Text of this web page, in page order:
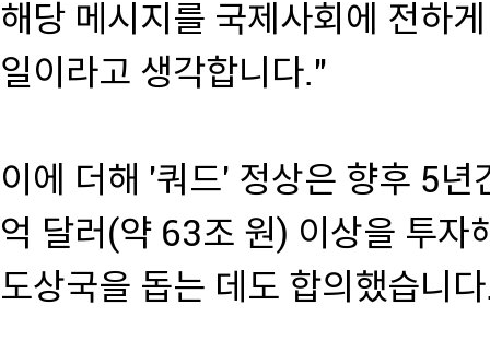
해당 메시지를 국제사회에 전하
일이라고 생각합니다."
이에 더해 '쿼드' 정상은 향후 5년
억 달러(약 63조 원) 이상을 투자
도상국을 돕는 데도 합의했습니